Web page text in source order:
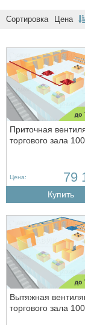
Сортировка Цена
Приточная
торгового зала
Цена: 79
Купить
Вытяжная
торгового зала